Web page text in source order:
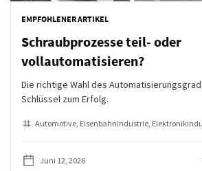
EMPFOHLENER ARTIKEL
Schraubprozesse teil- oder
vollautomatisieren?
Die richtige Wahl des
Schlüssel zum Erfolg.
Automotive Eisenbahnindustrie
Juni 12, 2026